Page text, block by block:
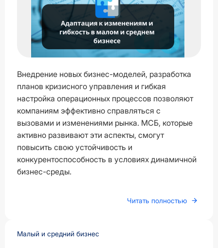
Внедрение новых бизнес-моделей, разработка
планов кризисного управления и гибкая
настройка операционных процессов позволяют
компаниям эффективно справляться с
вызовами и изменениями рынка. МСБ, которые
активно развивают эти аспекты, смогут
повысить свою устойчивость и
конкурентоспособность в условиях динамичной
бизнес-среды.
Читать полностью
Малый и средний бизнес